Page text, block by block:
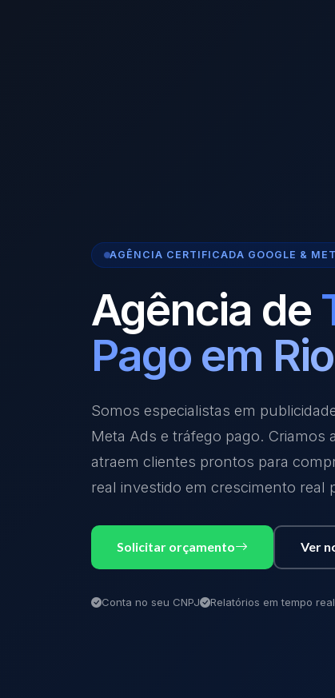
AGÊNCIA CERTIFICADA GOOGLE &
Agência de
Pago em
Somos especialistas em
Meta Ads e tráfego pago. Criamos
atraem clientes prontos para
real investido em crescimento real
Solicitar orçamento Ver
Conta no seu CNPJ Relatórios em tempo real